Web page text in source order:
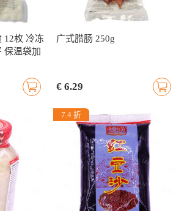
12枚 冷冻
保温袋加
广式腊肠 250g
€ 6.29
7.4 折